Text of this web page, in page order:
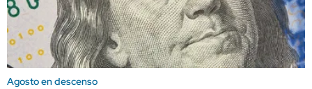
Agosto en descenso